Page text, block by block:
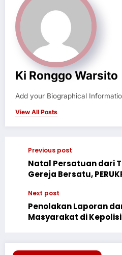
Ki Ronggo Warsito
Add your Biographical
View All Posts
Previous post
Natal Persatuan dari
Gereja Bersatu,
Next post
Penolakan Laporan
Masyarakat di